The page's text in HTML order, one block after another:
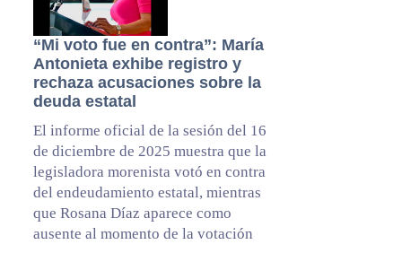
“Mi voto fue en contra”: María
Antonieta exhibe registro y
rechaza acusaciones sobre la
deuda estatal
El informe oficial de la sesión del 16
de diciembre de 2025 muestra que la
legisladora morenista votó en contra
del endeudamiento estatal, mientras
que Rosana Díaz aparece como
ausente al momento de la votación